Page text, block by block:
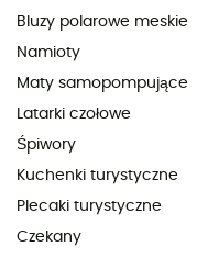
Bluzy polarowe meskie
Namioty
Maty samopompujące
Latarki czołowe
Śpiwory
Kuchenki turystyczne
Plecaki turystyczne
Czekany